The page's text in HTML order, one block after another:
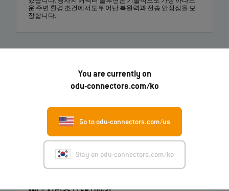
You are currently on
odu-connectors.com/ko
Go to odu-connectors.com/us
Stay on odu-connectors.com/ko
있습니다. 당사의 커넥터 솔루션은 기술적으로 가장 까다로
운 주변 환경 조건에서도 뛰어난 복원력과 전송 안정성을 보
장합니다.